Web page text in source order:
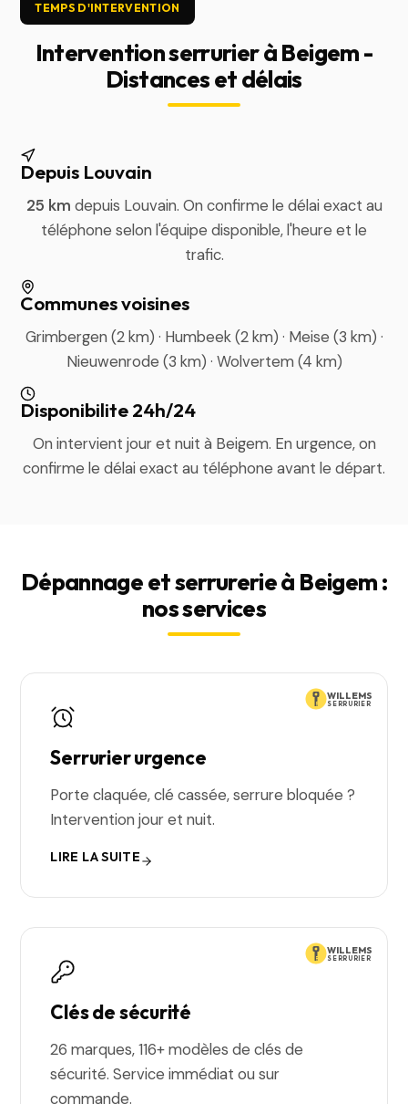
TEMPS D'INTERVENTION
Intervention serrurier à Beigem -
Distances et délais
Depuis Louvain
25 km depuis Louvain. On confirme le délai exact au
téléphone selon l'équipe disponible, l'heure et le
trafic.
Communes voisines
Grimbergen (2 km) · Humbeek (2 km) · Meise (3 km) ·
Nieuwenrode (3 km) · Wolvertem (4 km)
Disponibilite 24h/24
On intervient jour et nuit à Beigem. En urgence, on
confirme le délai exact au téléphone avant le départ.
Dépannage et serrurerie à Beigem :
nos services
WILLEMS
SERRURIER
Serrurier urgence
Porte claquée, clé cassée, serrure bloquée ?
Intervention jour et nuit.
LIRE LA SUITE
WILLEMS
SERRURIER
Clés de sécurité
26 marques, 116+ modèles de clés de
sécurité. Service immédiat ou sur
commande.